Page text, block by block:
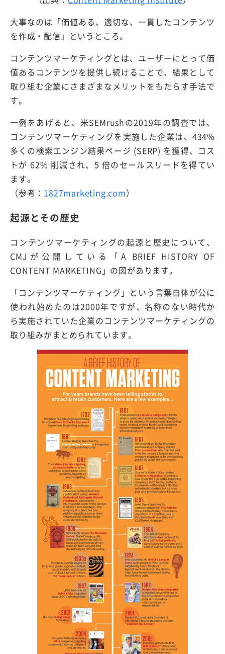
大事なのは「価値ある、適切な、一貫したコンテンツ
を作成・配信」というところ。
コンテンツマーケティングとは、ユーザーにとって価
値あるコンテンツを提供し続けることで、結果として
取り組む企業にさまざまなメリットをもたらす手法で
す。
一例をあげると、米SEMrushの2019年の調査では、
コンテンツマーケティングを実施した企業は、434%
多くの検索エンジン結果ページ (SERP) を獲得、コス
トが 62% 削減され、5 倍のセールスリードを得てい
ます。
（参考： 1827marketing.com）
起源とその歴史
コンテンツマーケティングの起源と歴史について、
CMJが公開している「A BRIEF HISTORY OF
CONTENT MARKETING」の図があります。
「コンテンツマーケティング」という言葉自体が公に
使われ始めたのは2000年ですが、名称のない時代か
ら実施されていた企業のコンテンツマーケティングの
取り組みがまとめられています。